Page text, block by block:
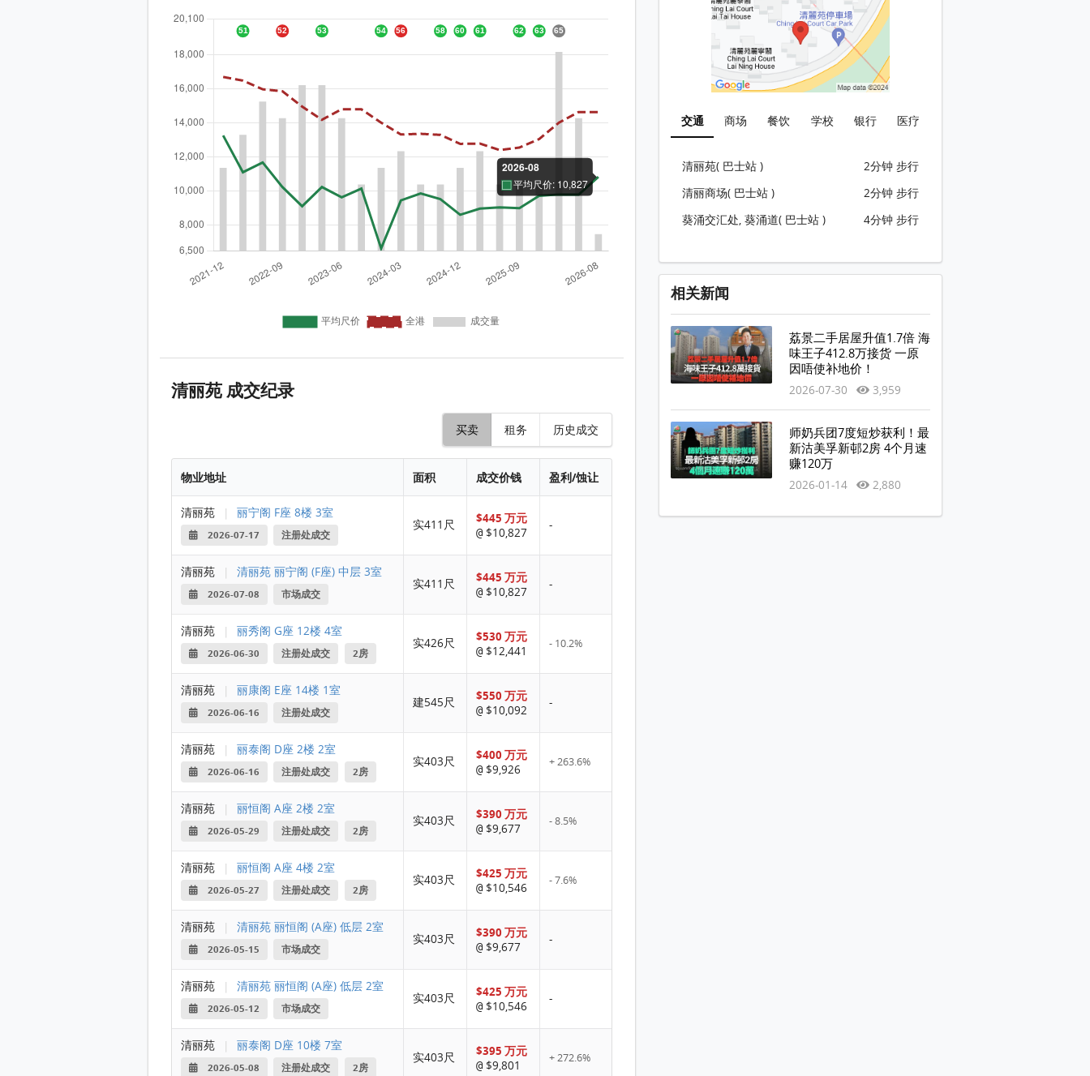
清丽苑 成交纪录
买卖 租务 历史成交
物业地址 面积 成交价钱 盈利/蚀让
清丽苑 | 丽宁阁 F座 8楼 3室
2026-07-17 注册处成交
实411尺 $445 万元
@ $10,827
-
清丽苑 | 清丽苑 丽宁阁 (F座) 中层 3室
2026-07-08 市场成交
实411尺 $445 万元
@ $10,827
-
清丽苑 | 丽秀阁 G座 12楼 4室
2026-06-30 注册处成交 2房
实426尺 $530 万元
@ $12,441
- 10.2%
清丽苑 | 丽康阁 E座 14楼 1室
2026-06-16 注册处成交
建545尺 $550 万元
@ $10,092
-
清丽苑 | 丽泰阁 D座 2楼 2室
2026-06-16 注册处成交 2房
实403尺 $400 万元
@ $9,926
+ 263.6%
清丽苑 | 丽恒阁 A座 2楼 2室
2026-05-29 注册处成交 2房
实403尺 $390 万元
@ $9,677
- 8.5%
清丽苑 | 丽恒阁 A座 4楼 2室
2026-05-27 注册处成交 2房
实403尺 $425 万元
@ $10,546
- 7.6%
清丽苑 | 清丽苑 丽恒阁 (A座) 低层 2室
2026-05-15 市场成交
实403尺 $390 万元
@ $9,677
-
清丽苑 | 清丽苑 丽恒阁 (A座) 低层 2室
2026-05-12 市场成交
实403尺 $425 万元
@ $10,546
-
清丽苑 | 丽泰阁 D座 10楼 7室
2026-05-08 注册处成交 2房
实403尺 $395 万元
@ $9,801
+ 272.6%
交通 商场 餐饮 学校 银行 医疗
清丽苑( 巴士站 )
2分钟 步行
清丽商场( 巴士站 )
2分钟 步行
葵涌交汇处, 葵涌道( 巴士站 )
4分钟 步行
相关新闻
荔景二手居屋升值1.7倍 海
味王子412.8万接货 一原
因唔使补地价！
2026-07-30 3,959
师奶兵团7度短炒获利！最
新沽美孚新邨2房 4个月速
赚120万
2026-01-14 2,880